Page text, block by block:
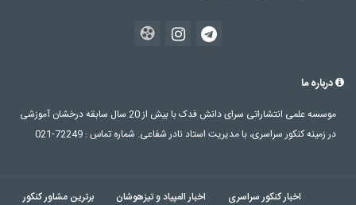
درباره ما
موسسه علمی انتشاراتی سرای دانش فدک با بیش از 20 سال سابقه درخشان آموزشی
در زمینه کنکور سراسری، با مدیریت استاد نادر شفاعی. شماره تماس : 72249-021
اخبار کنکور سراسری اخبار المپیاد و تیزهوشان
برترین مشاور کنکور